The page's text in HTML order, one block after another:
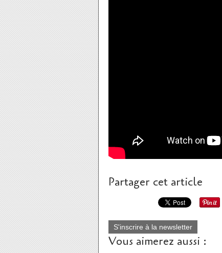
Partager cet article
S'inscrire à la newsletter
Vous aimerez aussi :